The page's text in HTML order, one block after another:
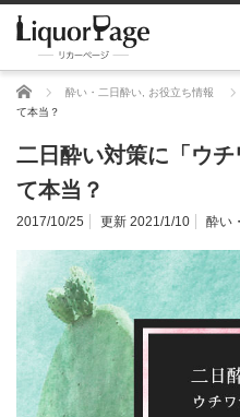
ホーム 酔い・二日酔い お役立ち情報
て本当？
二日酔い対策に「ウ
て本当？
2017/10/25 更新 2021/1/10 酔い